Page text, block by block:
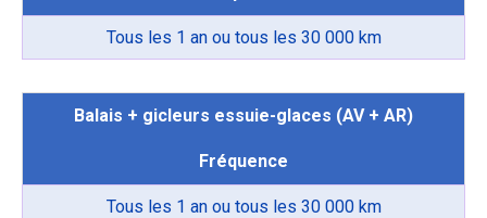
Tous les 1 an ou tous les 30 000 km
Balais + gicleurs essuie-glaces (AV + AR)
Fréquence
Tous les 1 an ou tous les 30 000 km